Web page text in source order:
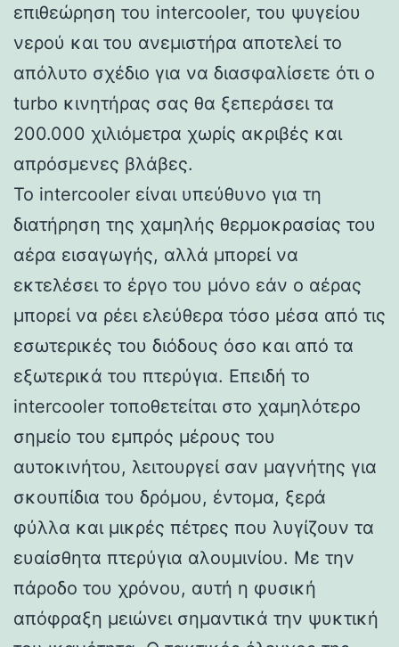
επιθεώρηση του intercooler, του ψυγείου
νερού και του ανεμιστήρα αποτελεί το
απόλυτο σχέδιο για να διασφαλίσετε ότι ο
turbo κινητήρας σας θα ξεπεράσει τα
200.000 χιλιόμετρα χωρίς ακριβές και
απρόσμενες βλάβες.
Το intercooler είναι υπεύθυνο για τη
διατήρηση της χαμηλής θερμοκρασίας του
αέρα εισαγωγής, αλλά μπορεί να
εκτελέσει το έργο του μόνο εάν ο αέρας
μπορεί να ρέει ελεύθερα τόσο μέσα από τις
εσωτερικές του διόδους όσο και από τα
εξωτερικά του πτερύγια. Επειδή το
intercooler τοποθετείται στο χαμηλότερο
σημείο του εμπρός μέρους του
αυτοκινήτου, λειτουργεί σαν μαγνήτης για
σκουπίδια του δρόμου, έντομα, ξερά
φύλλα και μικρές πέτρες που λυγίζουν τα
ευαίσθητα πτερύγια αλουμινίου. Με την
πάροδο του χρόνου, αυτή η φυσική
απόφραξη μειώνει σημαντικά την ψυκτική